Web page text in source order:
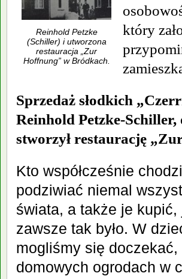
Reinhold Petzke
(Schiller) i utworzona
restauracja „Zur
Hoffnung” w Bródkach.
który
Sprzedaż słodkich
Reinhold Petzke-
stworzył restaurację
Kto współcześnie
podziwiać niemal
świata, a także je
zawsze tak było. W
mogliśmy się
domowych ogrodach w